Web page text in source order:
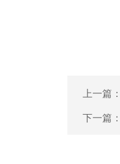
上一篇
下一篇